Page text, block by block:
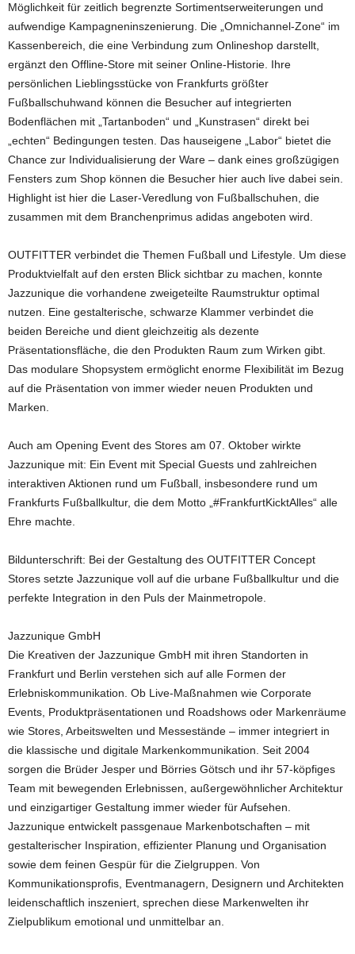
Möglichkeit für zeitlich begrenzte Sortimentserweiterungen und
aufwendige Kampagneninszenierung. Die „Omnichannel-Zone“ im
Kassenbereich, die eine Verbindung zum Onlineshop darstellt,
ergänzt den Offline-Store mit seiner Online-Historie. Ihre
persönlichen Lieblingsstücke von Frankfurts größter
Fußballschuhwand können die Besucher auf integrierten
Bodenflächen mit „Tartanboden“ und „Kunstrasen“ direkt bei
„echten“ Bedingungen testen. Das hauseigene „Labor“ bietet die
Chance zur Individualisierung der Ware – dank eines großzügigen
Fensters zum Shop können die Besucher hier auch live dabei sein.
Highlight ist hier die Laser-Veredlung von Fußballschuhen, die
zusammen mit dem Branchenprimus adidas angeboten wird.
OUTFITTER verbindet die Themen Fußball und Lifestyle. Um diese
Produktvielfalt auf den ersten Blick sichtbar zu machen, konnte
Jazzunique die vorhandene zweigeteilte Raumstruktur optimal
nutzen. Eine gestalterische, schwarze Klammer verbindet die
beiden Bereiche und dient gleichzeitig als dezente
Präsentationsfläche, die den Produkten Raum zum Wirken gibt.
Das modulare Shopsystem ermöglicht enorme Flexibilität im Bezug
auf die Präsentation von immer wieder neuen Produkten und
Marken.
Auch am Opening Event des Stores am 07. Oktober wirkte
Jazzunique mit: Ein Event mit Special Guests und zahlreichen
interaktiven Aktionen rund um Fußball, insbesondere rund um
Frankfurts Fußballkultur, die dem Motto „#FrankfurtKicktAlles“ alle
Ehre machte.
Bildunterschrift: Bei der Gestaltung des OUTFITTER Concept
Stores setzte Jazzunique voll auf die urbane Fußballkultur und die
perfekte Integration in den Puls der Mainmetropole.
Jazzunique GmbH
Die Kreativen der Jazzunique GmbH mit ihren Standorten in
Frankfurt und Berlin verstehen sich auf alle Formen der
Erlebniskommunikation. Ob Live-Maßnahmen wie Corporate
Events, Produktpräsentationen und Roadshows oder Markenräume
wie Stores, Arbeitswelten und Messestände – immer integriert in
die klassische und digitale Markenkommunikation. Seit 2004
sorgen die Brüder Jesper und Börries Götsch und ihr 57-köpfiges
Team mit bewegenden Erlebnissen, außergewöhnlicher Architektur
und einzigartiger Gestaltung immer wieder für Aufsehen.
Jazzunique entwickelt passgenaue Markenbotschaften – mit
gestalterischer Inspiration, effizienter Planung und Organisation
sowie dem feinen Gespür für die Zielgruppen. Von
Kommunikationsprofis, Eventmanagern, Designern und Architekten
leidenschaftlich inszeniert, sprechen diese Markenwelten ihr
Zielpublikum emotional und unmittelbar an.